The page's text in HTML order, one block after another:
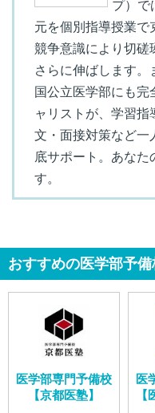
プ）で
元を個別指導授業で
競争意識により切磋
さらに伸ばします。
国公立医学部にも完
ャリストが、学習
文・面接対策など一
底サポート。あなた
す。
おすすめの医学部予備
医学部専門予備校
【京都医塾】
医